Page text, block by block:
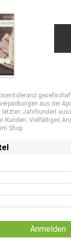
aus der
letzten Jahrhundert
Kunden: Vielfältiges
Shop.
Anmelden